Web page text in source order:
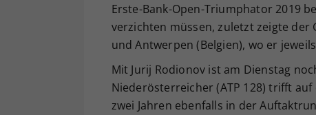
Erste-Bank-Open-Triumphator 2019
verzichten müssen, zuletzt zeigte der
und Antwerpen (Belgien), wo er
Mit Jurij Rodionov ist am Dienstag
Niederösterreicher (ATP 128) trifft auf
zwei Jahren ebenfalls in der